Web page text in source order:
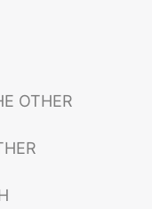
OTHER